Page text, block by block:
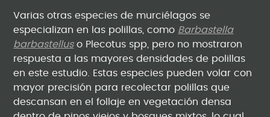
Varias otras especies de murciélagos se
especializan en las polillas, como Barbastella
barbastelluso Plecotus spp, pero no mostraron
respuesta a las mayores densidades de polillas
en este estudio. Estas especies pueden volar con
mayor precisión para recolectar polillas que
descansan en el follaje en vegetación densa